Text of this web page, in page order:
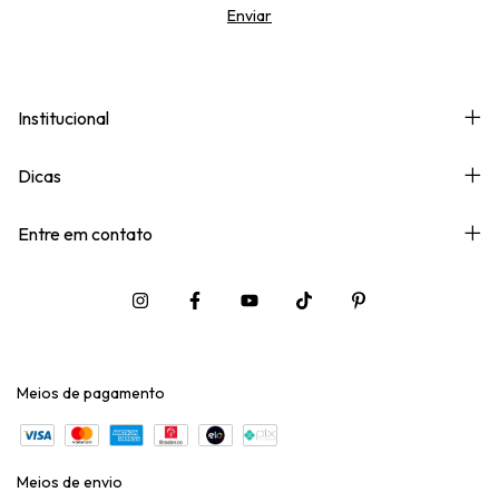
Institucional
Dicas
Entre em contato
Meios de pagamento
Meios de envio